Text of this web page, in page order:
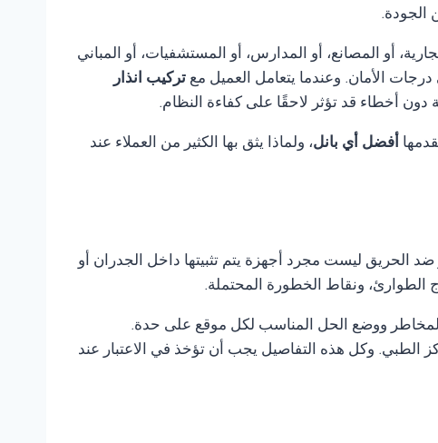
الجودة.
أو المصانع، أو المدارس، أو المستشفيات، أو المباني
الأمان. وعندما يتعامل العميل مع تركيب انذار
أخطاء قد تؤثر لاحقًا على كفاءة النظام.
أفضل أي بانل، ولماذا يثق بها الكثير من العملاء عند
الحريق ليست مجرد أجهزة يتم تثبيتها داخل الجدران أو
الطوارئ، ونقاط الخطورة المحتملة.
المخاطر ووضع الحل المناسب لكل موقع على حدة.
الطبي. وكل هذه التفاصيل يجب أن تؤخذ في الاعتبار عند